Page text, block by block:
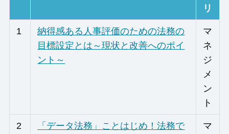
リ
1
納得感ある人事評価のための法務の
目標設定とは～現状と改善へのポイ
ント～
マ
ネ
ジ
メ
ン
ト
2
「データ法務」ことはじめ！法務で
マ